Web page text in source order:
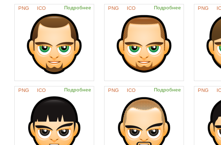
PNG ICO Подробнее PNG ICO Подробнее PNG
PNG ICO Подробнее PNG ICO Подробнее PNG